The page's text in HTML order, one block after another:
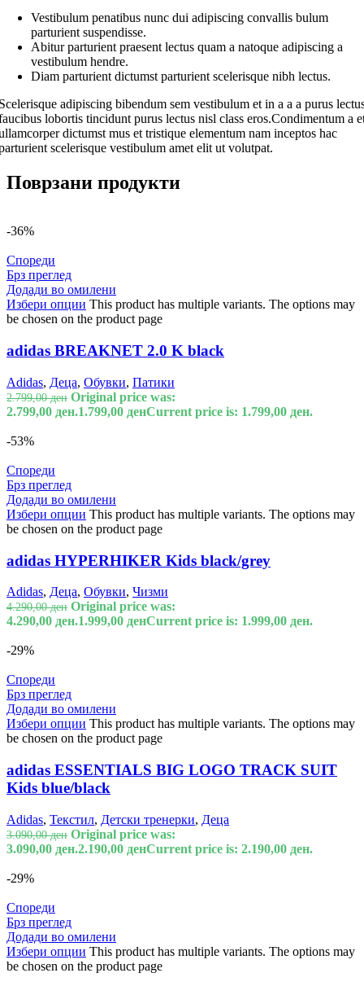
Vestibulum penatibus nunc dui adipiscing convallis bulum
parturient suspendisse.
Abitur parturient praesent lectus quam a natoque adipiscing a
vestibulum hendre.
Diam parturient dictumst parturient scelerisque nibh lectus.
adipiscing bibendum sem vestibulum et in a a a purus
lobortis tincidunt purus lectus nisl class eros.Condimentum a
dictumst mus et tristique elementum nam inceptos hac
scelerisque vestibulum amet elit ut volutpat.
Поврзани продукти
-36%
Спореди
Брз преглед
Додади во омилени
Избери опции This product has multiple variants. The options may
be chosen on the product page
adidas BREAKNET 2.0 K black
Adidas, Деца, Обувки, Патики
2.799,00ден Original price was:
2.799,00 ден.1.799,00 денCurrent price is: 1.799,00 ден.
-53%
Спореди
Брз преглед
Додади во омилени
Избери опции This product has multiple variants. The options may
be chosen on the product page
adidas HYPERHIKER Kids black/grey
Adidas, Деца, Обувки, Чизми
4.290,00ден Original price was:
4.290,00 ден.1.999,00 денCurrent price is: 1.999,00 ден.
-29%
Спореди
Брз преглед
Додади во омилени
Избери опции This product has multiple variants. The options may
be chosen on the product page
adidas ESSENTIALS BIG LOGO TRACK SUIT
Kids blue/black
Adidas, Текстил, Детски тренерки, Деца
3.090,00ден Original price was:
3.090,00 ден.2.190,00 денCurrent price is: 2.190,00 ден.
-29%
Спореди
Брз преглед
Додади во омилени
Избери опции This product has multiple variants. The options may
be chosen on the product page